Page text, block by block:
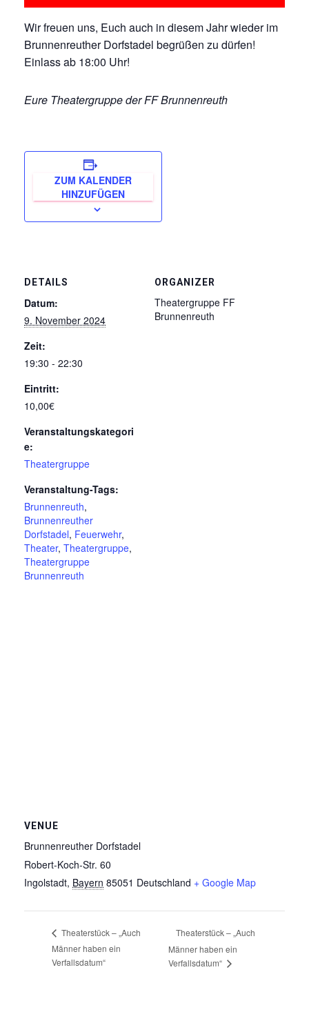
Wir freuen uns, Euch auch in diesem Jahr wieder im
Brunnenreuther Dorfstadel begrüßen zu dürfen!
Einlass ab 18:00 Uhr!
Eure Theatergruppe der FF Brunnenreuth
ZUM KALENDER
HINZUFÜGEN
DETAILS
Datum:
9. November 2024
Zeit:
19:30 - 22:30
Eintritt:
10,00€
Veranstaltungskategori
e:
Theatergruppe
Veranstaltung-Tags:
Brunnenreuth,
Brunnenreuther
Dorfstadel, Feuerwehr,
Theater, Theatergruppe,
Theatergruppe
Brunnenreuth
ORGANIZER
Theatergruppe FF
Brunnenreuth
VENUE
Brunnenreuther Dorfstadel
Robert-Koch-Str. 60
Ingolstadt, Bayern 85051 Deutschland + Google Map
Theaterstück – „Auch
Männer haben ein
Verfallsdatum“
Theaterstück – „Auch
Männer haben ein
Verfallsdatum“